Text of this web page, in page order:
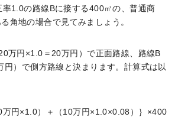
1.0の路線Bに接する400㎡の、普通商
角地の場合で見てみましょう。
万円×1.0＝20万円）で正面路線、路線B
）で側方路線と決まります。計算式は以
万円×1.0）＋（10万円×1.0×0.08）｝×400